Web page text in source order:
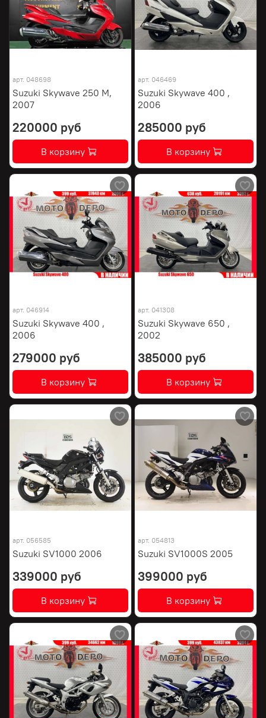
арт. 048698
Suzuki Skywave 250 M,
2007
220000 руб
В корзину
арт. 046469
Suzuki Skywave 400 ,
2006
285000 руб
В корзину
арт. 046914
Suzuki Skywave 400 ,
2006
279000 руб
В корзину
арт. 041308
Suzuki Skywave 650 ,
2002
385000 руб
В корзину
арт. 056585
Suzuki SV1000 2006
339000 руб
В корзину
арт. 054813
Suzuki SV1000S 2005
399000 руб
В корзину